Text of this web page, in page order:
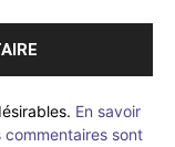
En savoir
sont